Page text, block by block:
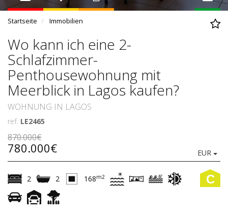
Startseite Immobilien
Wo kann ich eine 2-
Schlafzimmer-
Penthousewohnung mit
Meerblick in Lagos kaufen?
WOHNUNG IN LAGOS
ref. LE2465
870.000€
780.000€ EUR
C
2 2 168m2